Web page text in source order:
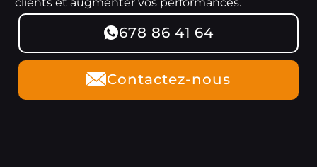
678 86 41 64
Contactez-nous